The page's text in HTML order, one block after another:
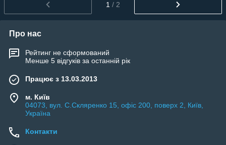
1 / 2
Про нас
Рейтинг не сформований
Менше 5 відгуків за останній рік
Працює з 13.03.2013
м. Київ
04073, вул. C.Скляренко 15, офіс 200, поверх 2, Київ,
Україна
Контакти